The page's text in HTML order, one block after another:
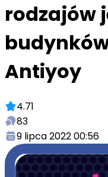
rodzajów
Antiyoy
4.71
83
9 lipca 2022 00:56